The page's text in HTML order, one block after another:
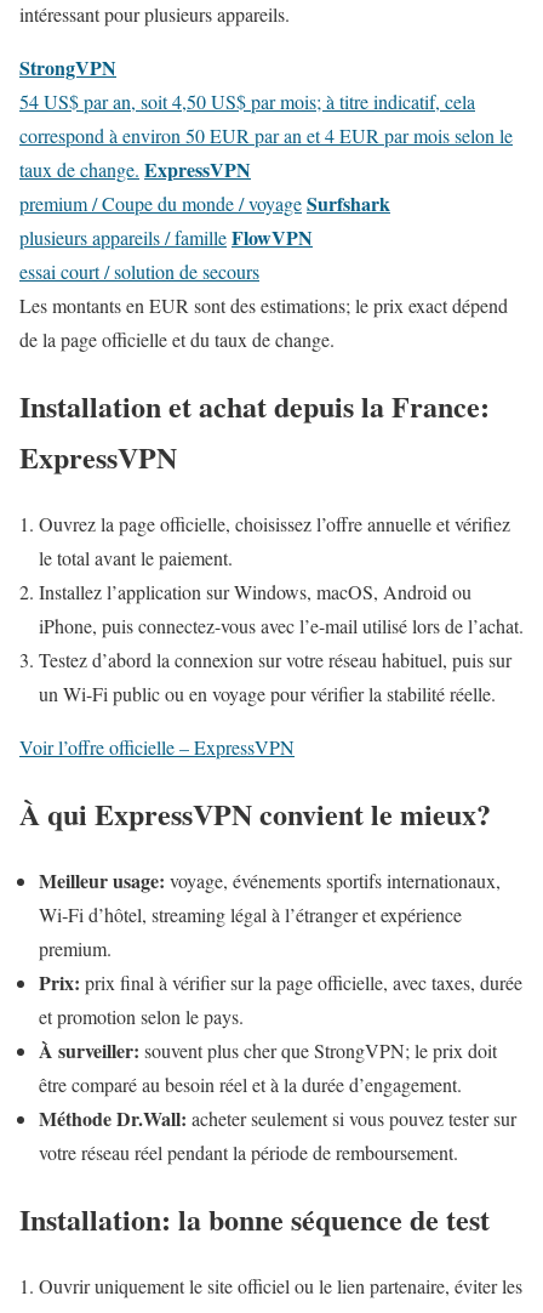
intéressant pour plusieurs appareils.
StrongVPN
54 US$ par an, soit 4,50 US$ par mois; à titre indicatif, cela
correspond à environ 50 EUR par an et 4 EUR par mois selon le
taux de change. ExpressVPN
premium / Coupe du monde / voyageSurfshark
plusieurs appareils / familleFlowVPN
essai court / solution de secours
Les montants en EUR sont des estimations; le prix exact dépend
de la page officielle et du taux de change.
Installation et achat depuis la France:
ExpressVPN
Ouvrez la page officielle, choisissez l’offre annuelle et vérifiez
le total avant le paiement.
Installez l’application sur Windows, macOS, Android ou
iPhone, puis connectez-vous avec l’e-mail utilisé lors de l’achat.
Testez d’abord la connexion sur votre réseau habituel, puis sur
un Wi-Fi public ou en voyage pour vérifier la stabilité réelle.
Voir l’offre officielle – ExpressVPN
À qui ExpressVPN convient le mieux?
Meilleur usage: voyage, événements sportifs internationaux,
Wi‑Fi d’hôtel, streaming légal à l’étranger et expérience
premium.
Prix: prix final à vérifier sur la page officielle, avec taxes, durée
et promotion selon le pays.
À surveiller: souvent plus cher que StrongVPN; le prix doit
être comparé au besoin réel et à la durée d’engagement.
Méthode Dr.Wall: acheter seulement si vous pouvez tester sur
votre réseau réel pendant la période de remboursement.
Installation: la bonne séquence de test
Ouvrir uniquement le site officiel ou le lien partenaire, éviter les